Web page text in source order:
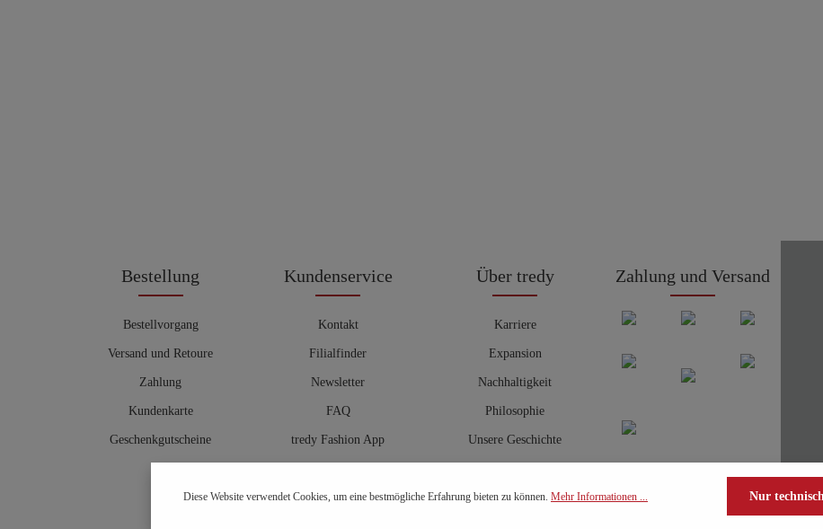
Bestellung
Bestellvorgang
Versand und Retoure
Zahlung
Kundenkarte
Geschenkgutscheine
Kundenservice
Kontakt
Filialfinder
Newsletter
FAQ
tredy Fashion App
Hosenberater
Über tredy
Karriere
Expansion
Nachhaltigkeit
Philosophie
Unsere Geschichte
Zahlung und Versand
Diese Website verwendet Cookies, um eine bestmögliche Erfahrung bieten zu können. Mehr Informationen ... Nur